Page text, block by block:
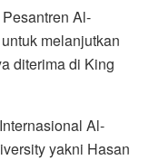
Al-
melanjutkan
diterima di King
Al-
yakni Hasan